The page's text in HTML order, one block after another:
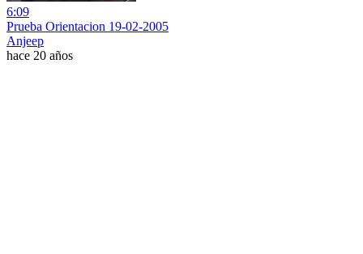
6:09
Prueba Orientacion 19-02-2005
Anjeep
hace 20 años